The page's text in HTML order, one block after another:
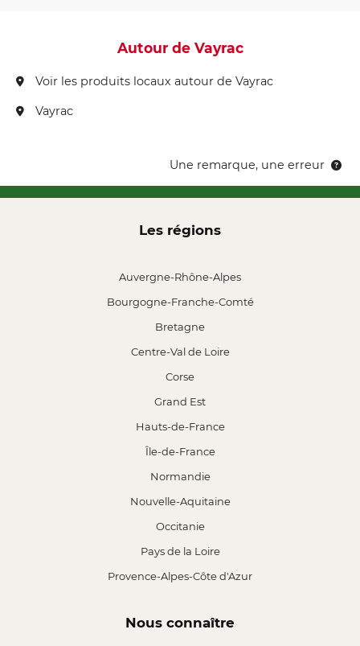
Autour de Vayrac
Voir les produits locaux autour de Vayrac
Vayrac
Une remarque, une erreur
Les régions
Auvergne-Rhône-Alpes
Bourgogne-Franche-Comté
Bretagne
Centre-Val de Loire
Corse
Grand Est
Hauts-de-France
Île-de-France
Normandie
Nouvelle-Aquitaine
Occitanie
Pays de la Loire
Provence-Alpes-Côte d'Azur
Nous connaître